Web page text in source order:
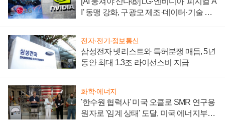
I' 동맹 강화, 구광모 제조·데이터·기술 결
전자·전기·정보통신
삼성전자 넷리스트와 특허분쟁 매듭, 5년
동안 최대 1.3조 라이선스비 지급
화학·에너지
'한수원 협력사' 미국 오클로 SMR 연구용
원자로 '임계 상태' 도달, 미국 에너지부